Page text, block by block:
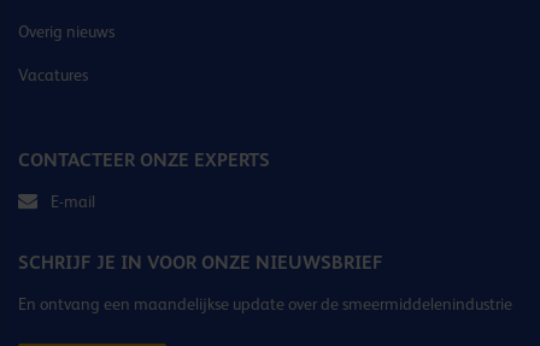
Overig nieuws
Vacatures
CONTACTEER ONZE EXPERTS
E-mail
SCHRIJF JE IN VOOR ONZE NIEUWSBRIEF
En ontvang een maandelijkse update over de smeermiddelenindustrie